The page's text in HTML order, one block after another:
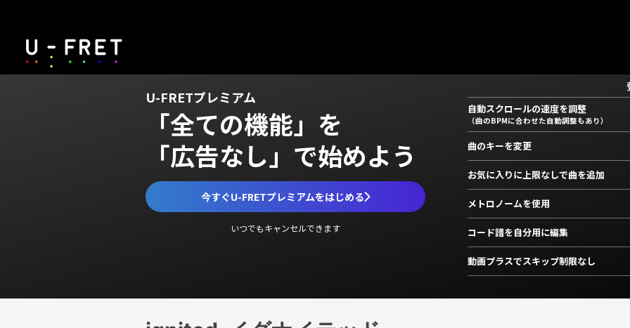
U-FRETプレミアム
「全ての機能」を
「広告なし」で始めよう
今すぐU-FRETプレミアムをはじめる
いつでもキャンセルできます
自動スクロールの速度を調整
（曲のBPMに合わせた自動調整もあり）
曲のキーを変更
お気に入りに上限なしで曲を追加
メトロノームを使用
コード譜を自分用に編集
動画プラスでスキップ制限なし